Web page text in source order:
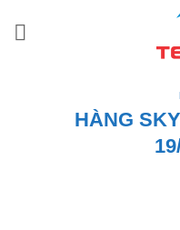
HÀNG